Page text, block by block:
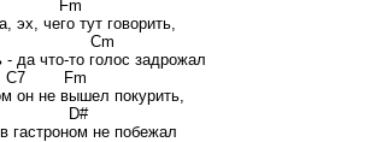
Fm
эх, чего тут говорить,
Cm
да что-то голос задрожал
C7 Fm
он не вышел покурить,
D#
гастроном не побежал